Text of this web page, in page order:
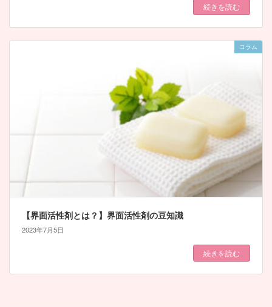
続きを読む
コラム
【界面活性剤とは？】界面活性剤の豆知識
2023年7月5日
続きを読む